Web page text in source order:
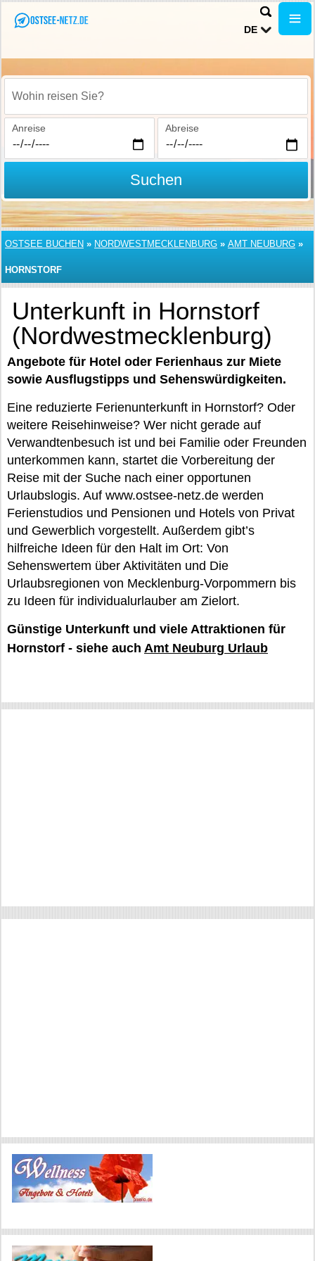
DE
Wohin reisen Sie?
Anreise Abreise
Suchen
OSTSEE BUCHEN » NORDWESTMECKLENBURG » AMT NEUBURG »
HORNSTORF
Unterkunft in Hornstorf
(Nordwestmecklenburg)
Angebote für Hotel oder Ferienhaus zur Miete
sowie Ausflugstipps und Sehenswürdigkeiten.
Eine reduzierte Ferienunterkunft in Hornstorf? Oder
weitere Reisehinweise? Wer nicht gerade auf
Verwandtenbesuch ist und bei Familie oder Freunden
unterkommen kann, startet die Vorbereitung der
Reise mit der Suche nach einer opportunen
Urlaubslogis. Auf www.ostsee-netz.de werden
Ferienstudios und Pensionen und Hotels von Privat
und Gewerblich vorgestellt. Außerdem gibt’s
hilfreiche Ideen für den Halt im Ort: Von
Sehenswertem über Aktivitäten und Die
Urlaubsregionen von Mecklenburg-Vorpommern bis
zu Ideen für individualurlauber am Zielort.
Günstige Unterkunft und viele Attraktionen für
Hornstorf - siehe auch Amt Neuburg Urlaub